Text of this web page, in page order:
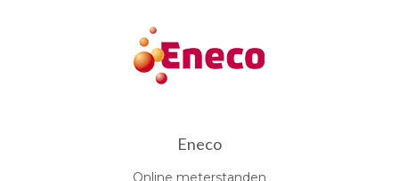
Eneco
Online meterstanden